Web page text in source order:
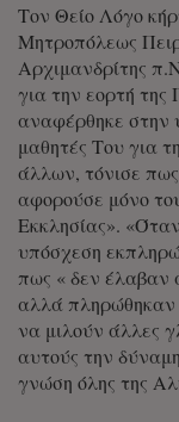
Τον Θείο Λόγο
Μητροπόλεως
Αρχιμανδρίτης
για την εορτή
αναφέρθηκε στην
μαθητές Του για
άλλων, τόνισε
αφορούσε μόνο
Εκκλησίας».
υπόσχεση
πως « δεν έλαβαν
αλλά πληρώθηκαν
να μιλούν άλλες
αυτούς την
γνώση όλης της